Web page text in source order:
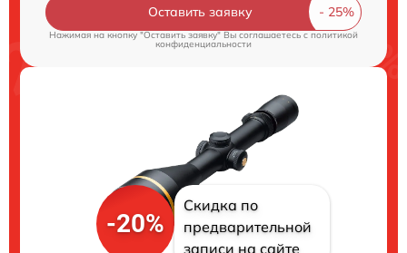
Оставить заявку
Нажимая на кнопку "Оставить заявку" Вы соглашаетесь cполитикой
конфиденциальности
-20%
Скидка по
предварительной
записи на сайте